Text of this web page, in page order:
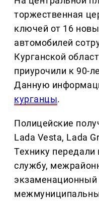
торжественная
ключей от 16
автомобилей
Курганской
приурочили к 90-
Данную
курганцы.
Полицейские
Lada Vesta, Lada
Технику
службу,
экзаменационный